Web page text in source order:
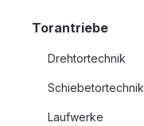
Torantriebe
Drehtortechnik
Schiebetortechnik
Laufwerke